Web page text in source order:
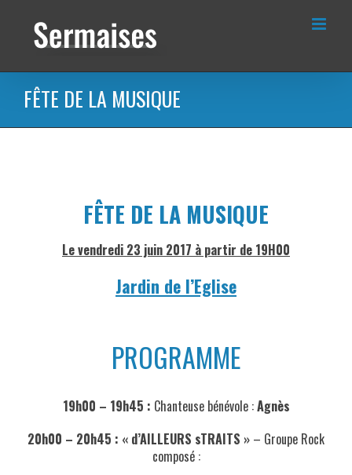
contenu
FÊTE DE LA MUSIQUE
FÊTE DE LA MUSIQUE
Le vendredi 23 juin 2017 à partir de 19H00
Jardin de l’Eglise
PROGRAMME
19h00 – 19h45 : Chanteuse bénévole :Agnès
20h00 – 20h45 : « d’AILLEURS sTRAITS » – Groupe Rock
composé :